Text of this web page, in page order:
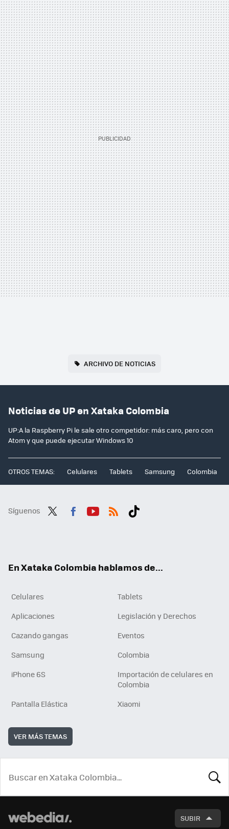
ARCHIVO DE NOTICIAS
Noticias de UP en Xataka Colombia
UP:A la Raspberry Pi le sale otro competidor: más caro, pero con
Atom y que puede ejecutar Windows 10
OTROS TEMAS: Celulares Tablets Samsung Colombia
Síguenos
En Xataka Colombia hablamos de...
Celulares
Tablets
Aplicaciones
Legislación y Derechos
Cazando gangas
Eventos
Samsung
Colombia
iPhone 6S
Importación de celulares en
Colombia
Pantalla Elástica
Xiaomi
VER MÁS TEMAS
SUBIR